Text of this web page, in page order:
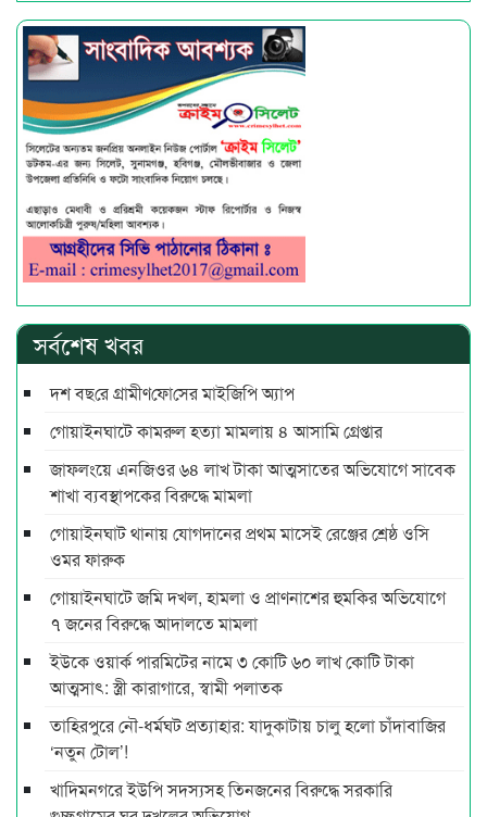
সর্বশেষ খবর
দশ বছ‌রে গ্রামীণ‌ফো‌সের মাইজিপি অ্যাপ
গোয়াইনঘাটে কামরুল হত্যা মামলায় ৪ আসামি গ্রেপ্তার
জাফলংয়ে এনজিওর ৬৪ লাখ টাকা আত্মসাতের অভিযোগে সাবেক
শাখা ব্যবস্থাপকের বিরুদ্ধে মামলা
গোয়াইনঘাট থানায় যোগদানের প্রথম মাসেই রেঞ্জের শ্রেষ্ঠ ওসি
ওমর ফারুক
গোয়াইনঘাটে জমি দখল, হামলা ও প্রাণনাশের হুমকির অভিযোগে
৭ জনের বিরুদ্ধে আদালতে মামলা
ইউকে ওয়ার্ক পারমিটের নামে ৩ কোটি ৬০ লাখ কোটি টাকা
আত্মসাৎ: স্ত্রী কারাগারে, স্বামী পলাতক
তাহিরপুরে নৌ-ধর্মঘট প্রত্যাহার: যাদুকাটায় চালু হলো চাঁদাবাজির
‘নতুন টোল’!
খাদিমনগরে ইউপি সদস্যসহ তিনজনের বিরুদ্ধে সরকারি